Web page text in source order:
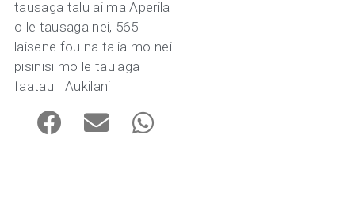
tausaga talu ai ma Aperila
o le tausaga nei, 565
laisene fou na talia mo nei
pisinisi mo le taulaga
faatau I Aukilani